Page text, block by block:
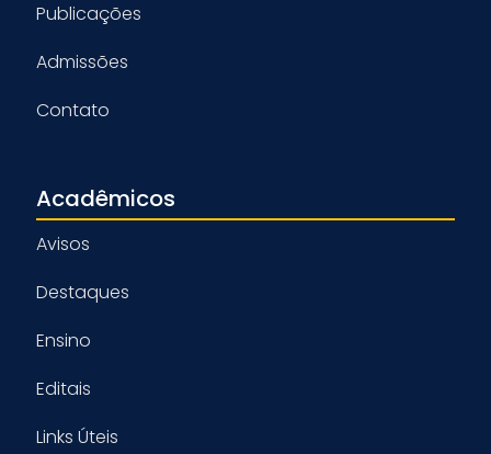
Publicações
Admissões
Contato
Acadêmicos
Avisos
Destaques
Ensino
Editais
Links Úteis